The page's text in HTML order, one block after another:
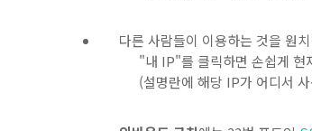
다른 사람들이 이용하는 것을 원
"내 IP"를 클릭하면 손쉽게 현
(설명란에 해당 IP가 어디서